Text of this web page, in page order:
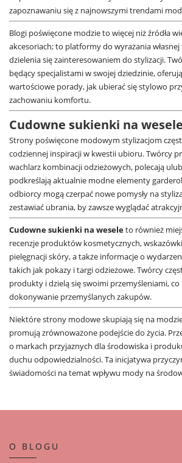
zapoznawaniu się z najnowszymi trendami
Blogi poświęcone modzie to więcej niż źródła
akcesoriach; to platformy do wyrażania
dzielenia się zainteresowaniem do stylizacji.
będący specjalistami w swojej dziedzinie,
wartościowe porady, jak ubierać się stylowo
zachowaniu komfortu.
Cudowne sukienki na wesele
Strony poświęcone modowym stylizacjom
codziennej inspiracji w kwestii ubioru. Twórcy
wachlarz kombinacji odzieżowych, polecają
podkreślają aktualnie modne elementy
odbiorcy mogą czerpać nowe pomysły na
zestawiać ubrania, by zawsze wyglądać
Cudowne sukienki na weseleto również
recenzje produktów kosmetycznych,
pielęgnacji skóry, a także informacje o
takich jak pokazy i targi odzieżowe. Twórcy
produkty i dzielą się swoimi przemyśleniami,
dokonywanie przemyślanych zakupów.
Niektóre strony modowe skupiają się na
promują zrównoważone podejście do życia.
o markach przyjaznych dla środowiska i
duchu odpowiedzialności. Ta inicjatywa
świadomości na temat wpływu mody na
O BLOGU